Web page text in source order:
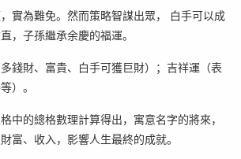
實為難免。然而策略智謀出眾， 白手可以成
，子孫繼承余慶的福運。
錢財、富貴、白手可獲巨財）；吉祥運（表
）。
中的總格數理計算得出，寓意名字的將來，
富、收入，影響人生最終的成就。